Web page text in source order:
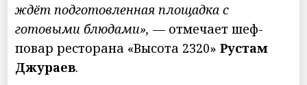
ждёт подготовленная площадка с
готовыми блюдами», — отмечает шеф-
повар ресторана «Высота 2320»Рустам
Джураев.